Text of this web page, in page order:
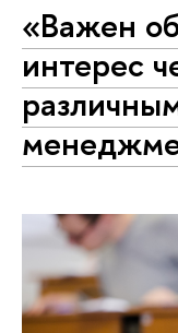
«Важен
интерес